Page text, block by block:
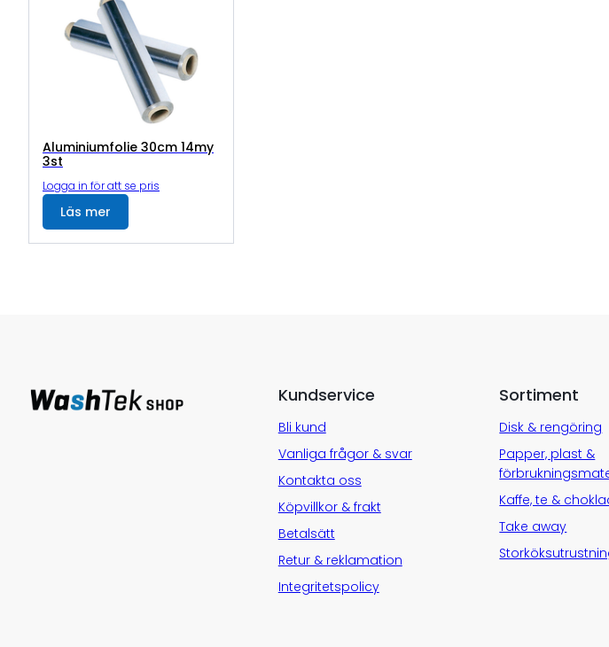
Aluminiumfolie 30cm 14my
3st
Logga in för att se pris
Läs mer
Kundservice
Bli kund
Vanliga frågor & svar
Kontakta oss
Köpvillkor & frakt
Betalsätt
Retur & reklamation
Integritetspolicy
Sortiment
Disk & rengöring
Papper, plast &
Kaffe, te &
Take away